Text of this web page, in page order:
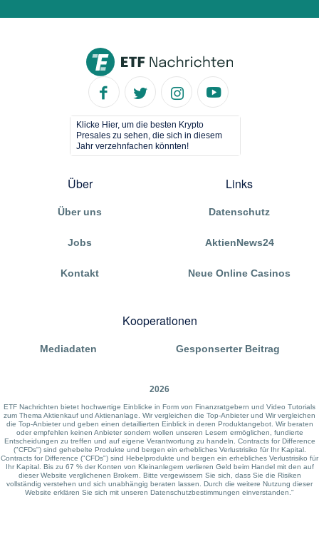
Klicke Hier, um die besten Krypto
Presales zu sehen, die sich in diesem
Jahr verzehnfachen könnten!
Über
Über uns
Jobs
Kontakt
Links
Datenschutz
AktienNews24
Neue Online Casinos
Kooperationen
Mediadaten Gesponserter Beitrag
2026
ETF Nachrichten bietet hochwertige Einblicke in Form von Finanzratgebern und Video Tutorials
zum Thema Aktienkauf und Aktienanlage. Wir vergleichen die Top-Anbieter und Wir vergleichen
die Top-Anbieter und geben einen detaillierten Einblick in deren Produktangebot. Wir beraten
oder empfehlen keinen Anbieter sondern wollen unseren Lesern ermöglichen, fundierte
Entscheidungen zu treffen und auf eigene Verantwortung zu handeln. Contracts for Difference
("CFDs") sind gehebelte Produkte und bergen ein erhebliches Verlustrisiko für Ihr Kapital.
Contracts for Difference ("CFDs") sind Hebelprodukte und bergen ein erhebliches Verlustrisiko für
Ihr Kapital. Bis zu 67 % der Konten von Kleinanlegern verlieren Geld beim Handel mit den auf
dieser Website verglichenen Brokern. Bitte vergewissern Sie sich, dass Sie die Risiken
vollständig verstehen und sich unabhängig beraten lassen. Durch die weitere Nutzung dieser
Website erklären Sie sich mit unseren Datenschutzbestimmungen einverstanden."